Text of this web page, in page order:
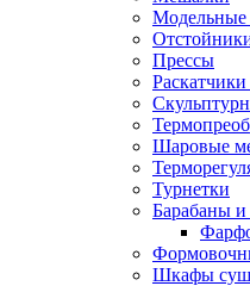
Модельные
Прессы
Шаровые
Турнетки
Барабаны и
Шкафы